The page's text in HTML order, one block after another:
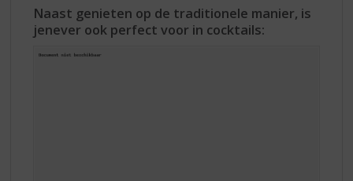
Naast genieten op de traditionele manier, is
jenever ook perfect voor in cocktails: